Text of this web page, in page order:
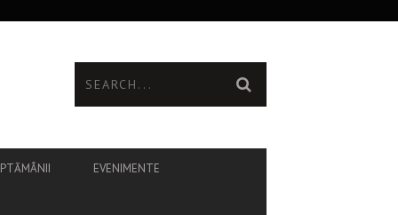
EVENIMENTE